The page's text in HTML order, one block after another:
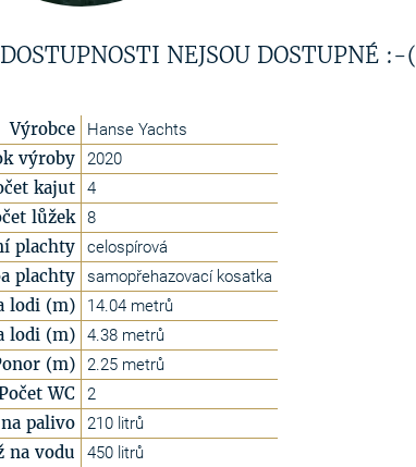
NEJSOU DOSTUPNÉ :-(
Výrobce Hanse Yachts
výroby 2020
kajut 4
lůžek 8
plachty celospírová
plachty samopřehazovací kosatka
lodi (m) 14.04 metrů
lodi (m) 4.38 metrů
(m) 2.25 metrů
WC 2
palivo 210 litrů
na vodu 450 litrů